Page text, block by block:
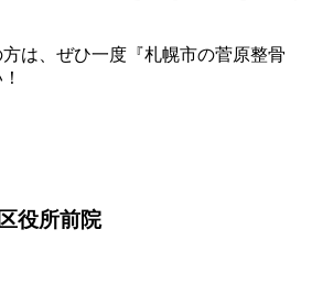
は、ぜひ一度『札幌市の菅原整骨